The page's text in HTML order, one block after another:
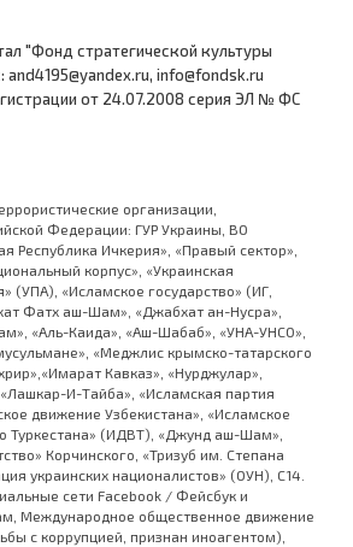
"Фонд стратегической культуры
info@fondsk.ru
от 24.07.2008 серия ЭЛ № ФС
организации,
Федерации: ГУР Украины, ВО
Республика Ичкерия», «Правый сектор»,
корпус», «Украинская
(УПА), «Исламское государство» (ИГ,
Фатх аш-Шам», «Джабхат ан-Нусра»,
«Аль-Каида», «Аш-Шабаб», «УНА-УНСО»,
«Меджлис крымско-татарского
Кавказ», «Нурджулар»,
И-Тайба», «Исламская партия
движение Узбекистана», «Исламское
Туркестана» (ИДВТ), «Джунд аш-Шам»,
Корчинского, «Тризуб им. Степана
украинских националистов» (ОУН), С14.
сети Facebook / Фейсбук и
Международное общественное движение
с коррупцией, признан иноагентом),